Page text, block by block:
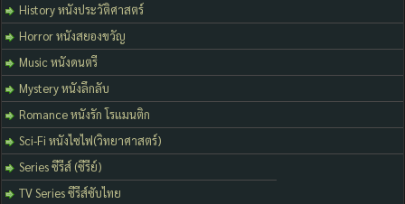
History หนังประวัติศาสตร์
Horror หนังสยองขวัญ
Music หนังดนตรี
Mystery หนังลึกลับ
Romance หนังรัก โรแมนติก
Sci-Fi หนังไซไฟ(วิทยาศาสตร์)
Series ซีรีส์ (ซีรีย์)
TV Series ซีรีส์ซับไทย